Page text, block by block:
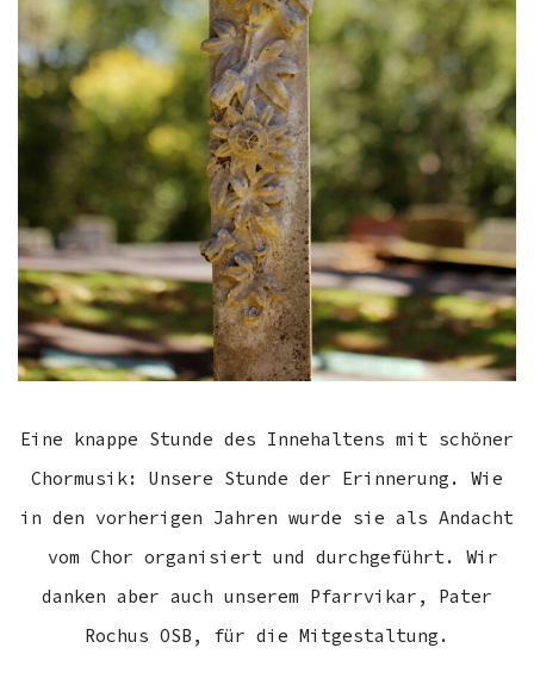
Eine knappe Stunde des Innehaltens mit schöner
Chormusik: Unsere Stunde der Erinnerung. Wie
in den vorherigen Jahren wurde sie als Andacht
vom Chor organisiert und durchgeführt. Wir
danken aber auch unserem Pfarrvikar, Pater
Rochus OSB, für die Mitgestaltung.